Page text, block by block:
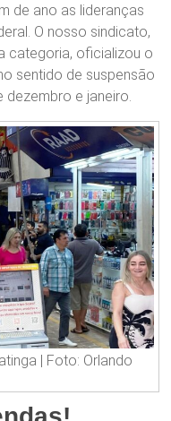
de ano as lideranças
O nosso sindicato,
categoria, oficializou o
sentido de suspensão
e janeiro.
| Foto: Orlando